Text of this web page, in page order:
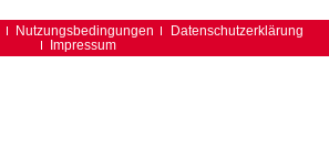
Nutzungsbedingungen
Datenschutzerklärung
Impressum